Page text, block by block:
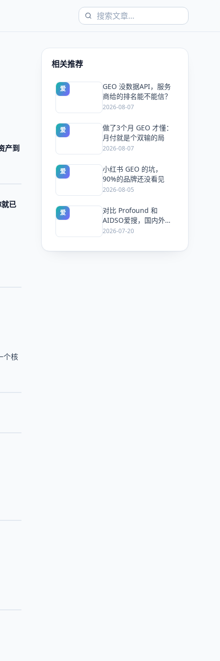
产到
已
个核
相关推荐
爱
GEO 没数据API，服务
商给的排名能不能信？
2026-08-07
爱
做了3个月 GEO 才懂：
月付就是个双输的局
2026-08-07
爱
小红书 GEO 的坑，
90%的品牌还没看见
2026-08-05
爱
对比 Profound 和
AIDSO爱搜，国内外
GEO监测工具头部，了
案
2026-07-20